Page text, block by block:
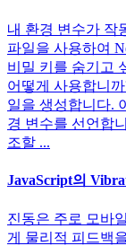
내 환경 변수가 작
파일을 사용하여
비밀 키를 숨기고
어떻게 사용합니
일을 생성합니다.
경 변수를 선언합
조할 ...
JavaScript의
진동은 주로 모바
게 물리적 피드백